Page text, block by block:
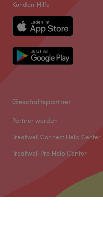
Kunden-Hilfe
Geschäftspartner
Partner werden
Treatwell Connect Help Center
Treatwell Pro Help Center